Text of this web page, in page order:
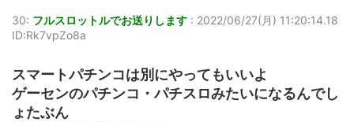
30: フルスロットルでお送りします : 2022/06/27(月) 11:20:14.18
ID:Rk7vpZo8a
スマートパチンコは別にやってもいいよ
ゲーセンのパチンコ・パチスロみたいになるんでし
ょたぶん